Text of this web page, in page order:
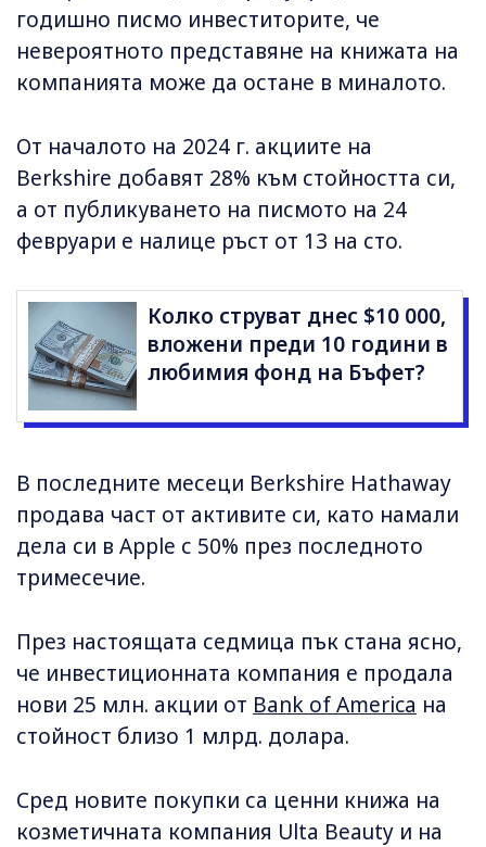
годишно писмо инвеститорите, че
невероятното представяне на книжата на
компанията може да остане в миналото.
От началото на 2024 г. акциите на
Berkshire добавят 28% към стойността си,
а от публикуването на писмото на 24
февруари е налице ръст от 13 на сто.
Колко струват днес $10 000,
вложени преди 10 години в
любимия фонд на Бъфет?
В последните месеци Berkshire Hathaway
продава част от активите си, като намали
дела си в Apple с 50% през последното
тримесечие.
През настоящата седмица пък стана ясно,
че инвестиционната компания е продала
нови 25 млн. акции от Bank of America на
стойност близо 1 млрд. долара.
Сред новите покупки са ценни книжа на
козметичната компания Ulta Beauty и на